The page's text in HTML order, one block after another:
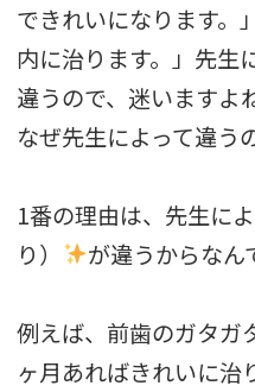
できれいになります。
内に治ります。」先生
違うので、迷いますよ
なぜ先生によって違う
1番の理由は、先生に
り）
が違うからなん
例えば、前歯のガタガ
ヶ月あればきれいに治